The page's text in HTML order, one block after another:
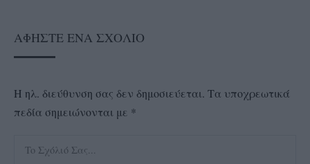
ΑΦΉΣΤΕ ΈΝΑ ΣΧΌΛΙΟ
Η ηλ. διεύθυνση σας δεν δημοσιεύεται. Τα υποχρεωτικά
πεδία σημειώνονται με *